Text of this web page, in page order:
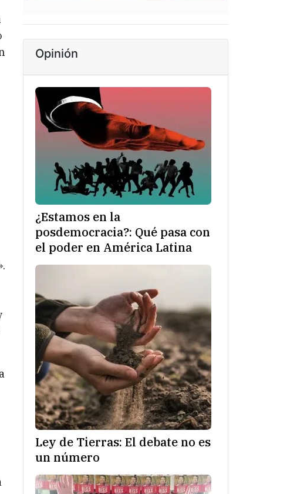
Opinión
¿Estamos en la
posdemocracia?: Qué pasa con
el poder en América Latina
Ley de Tierras: El debate no es
un número